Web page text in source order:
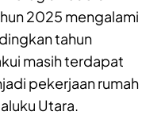
2025 mengalami
tahun
masih terdapat
pekerjaan rumah
Utara.